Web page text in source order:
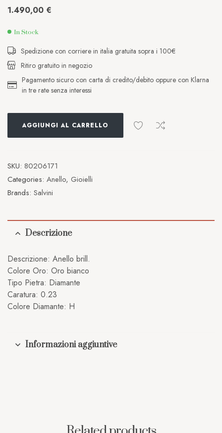
1.490,00 €
In Stock
Spedizione con corriere in italia gratuita sopra i 100€
Ritiro gratuito in negozio
Pagamento sicuro con carta di credito/debito oppure con Klarna
in tre rate senza interessi
AGGIUNGI AL CARRELLO
SKU: 80206171
Categories: Anello, Gioielli
Brands: Salvini
Descrizione
Descrizione: Anello brill.
Colore Oro: Oro bianco
Tipo Pietra: Diamante
Caratura: 0.23
Colore Diamante: H
Informazioni aggiuntive